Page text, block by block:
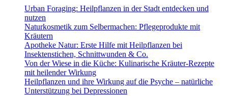
Urban Foraging: Heilpflanzen in der Stadt entdecken und
nutzen
Naturkosmetik zum Selbermachen: Pflegeprodukte mit
Kräutern
Apotheke Natur: Erste Hilfe mit Heilpflanzen bei
Insektenstichen, Schnittwunden & Co.
Von der Wiese in die Küche: Kulinarische Kräuter-Rezepte
mit heilender Wirkung
Heilpflanzen und ihre Wirkung auf die Psyche – natürliche
Unterstützung bei Depressionen